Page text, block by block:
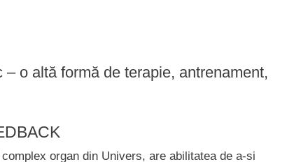
o altă formă de terapie, antrenament,
organ din Univers, are abilitatea de a-si